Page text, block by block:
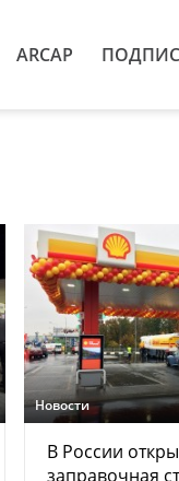
ARCAP
Новости
В России
заправочная